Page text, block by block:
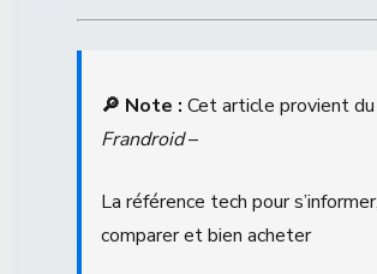
🔎 Note : Cet article provient
Frandroid–
La référence tech pour s’informer,
comparer et bien acheter